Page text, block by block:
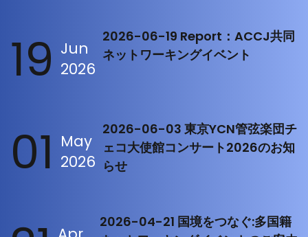
19 Jun
2026
2026-06-19 Report：ACCJ共同
ネットワーキングイベント
01 May
2026
2026-06-03 東京YCN管弦楽団チ
ェコ大使館コンサート2026のお知
らせ
2026-04-21 国境をつなぐ:多国籍